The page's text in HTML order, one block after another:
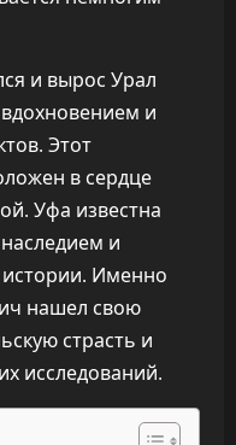
и вырос Урал
и
Этот
в сердце
Уфа известна
и
Именно
нашел свою
страсть и
исследований.